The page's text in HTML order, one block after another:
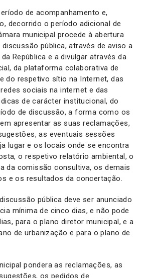
de acompanhamento e,
decorrido o período adicional de
municipal procede à abertura
pública, através de aviso a
República e a divulgar através da
da plataforma colaborativa de
do respetivo sítio na Internet, das
sociais na internet e das
de carácter institucional, do
de discussão, a forma como os
apresentar as suas reclamações,
as eventuais sessões
lugar e os locais onde se encontra
o respetivo relatório ambiental, o
da comissão consultiva, os demais
e os resultados da concertação.
pública deve ser anunciado
mínima de cinco dias, e não pode
para o plano diretor municipal, e a
de urbanização e para o plano de
pondera as reclamações, as
os pedidos de